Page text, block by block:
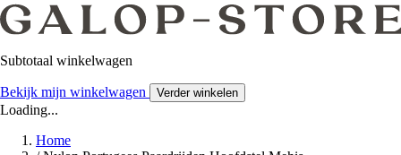
Subtotaal winkelwagen
Bekijk mijn winkelwagen Verder winkelen
Loading...
Home